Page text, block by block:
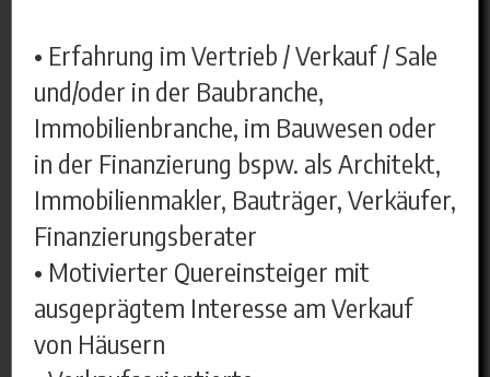
• Erfahrung im Vertrieb / Verkauf / Sale
und/oder in der Baubranche,
Immobilienbranche, im Bauwesen oder
in der Finanzierung bspw. als Architekt,
Immobilienmakler, Bauträger, Verkäufer,
Finanzierungsberater
• Motivierter Quereinsteiger mit
ausgeprägtem Interesse am Verkauf
von Häusern